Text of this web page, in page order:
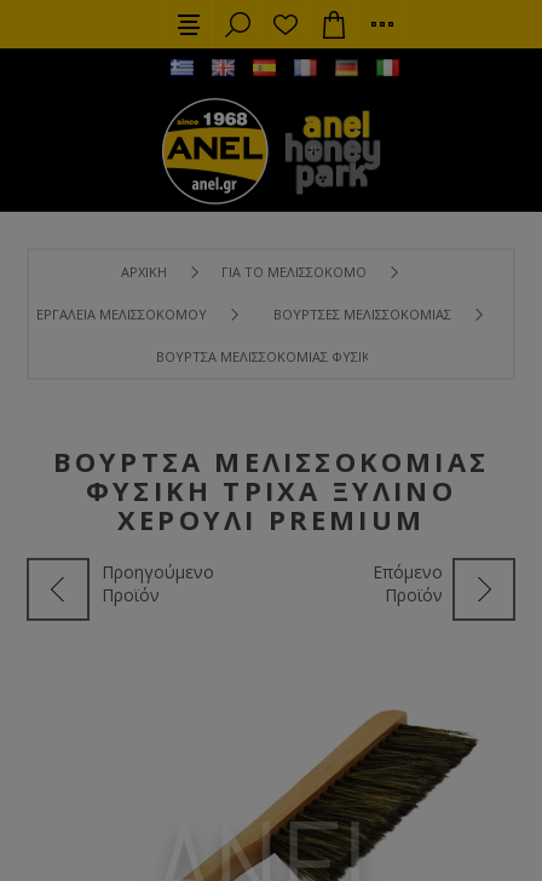
ΑΡΧΙΚΉ ΓΙΑ ΤΟ ΜΕΛΙΣΣΟΚΌΜΟ
ΕΡΓΑΛΕΊΑ ΜΕΛΙΣΣΟΚΌΜΟΥ ΒΟΎΡΤΣΕΣ ΜΕΛΙΣΣΟΚΟΜΊΑΣ
ΒΟΎΡΤΣΑ ΜΕΛΙΣΣΟΚΟΜΊΑΣ ΦΥΣΙΚΉ ΤΡΊΧΑ ΞΎΛΙΝΟ ΧΕΡΟΎΛΙ
ΒΟΎΡΤΣΑ ΜΕΛΙΣΣΟΚΟΜΊΑΣ
ΦΥΣΙΚΉ ΤΡΊΧΑ ΞΎΛΙΝΟ
ΧΕΡΟΎΛΙ PREMIUM
Προηγούμενο
Προϊόν
Επόμενο
Προϊόν